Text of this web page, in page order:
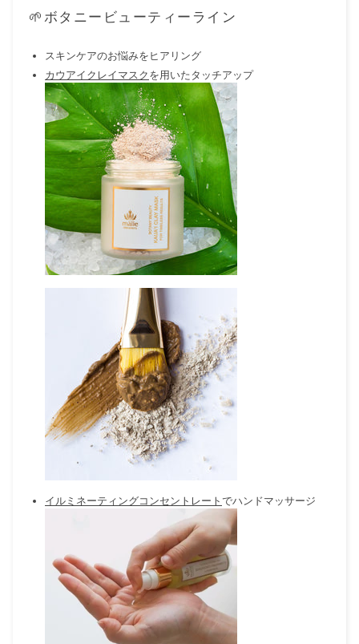
🌱ボタニービューティーライン
スキンケアのお悩みをヒアリング
カウアイクレイマスク を用いたタッチアップ
イルミネーティングコンセントレート でハンドマッサージ